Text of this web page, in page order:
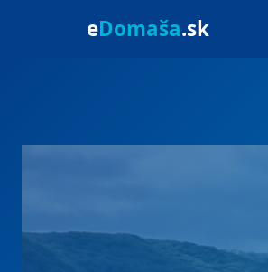
eDomaša.sk